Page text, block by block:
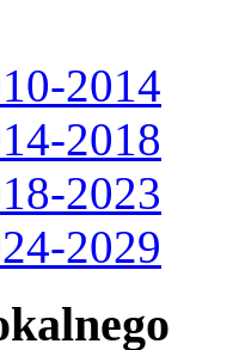
2014
2018
2023
2029